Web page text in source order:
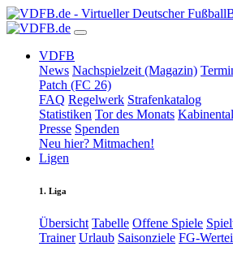
VDFB
News Nachspielzeit (Magazin)
Patch (FC 26)
FAQ Regelwerk Strafenkatalog
Statistiken Tor des Monats
Presse Spenden
Neu hier? Mitmachen!
Ligen
1. Liga
Übersicht Tabelle Offene Spiele
Trainer Urlaub Saisonziele FG-